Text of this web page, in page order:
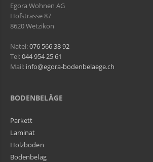
Egora Wohnen AG
Hofstrasse 87
8620 Wetzikon
Natel:076 566 38 92
Tel:044 954 25 61
Mail: info@egora-bodenbelaege.ch
BODENBELÄGE
Parkett
Laminat
Holzboden
Bodenbelag